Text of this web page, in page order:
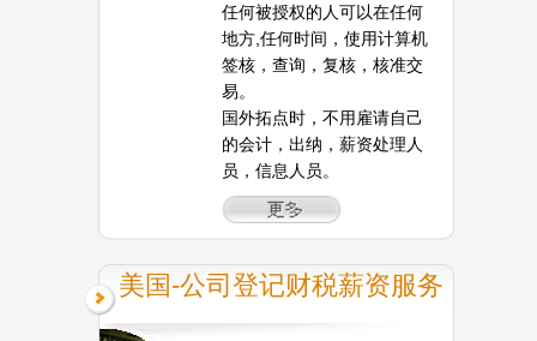
任何被授权的人可以在任何
地方,任何时间，使用计算机
签核，查询，复核，核准交
易。
国外拓点时，不用雇请自己
的会计，出纳，薪资处理人
员，信息人员。
美国-公司登记财税薪资服务